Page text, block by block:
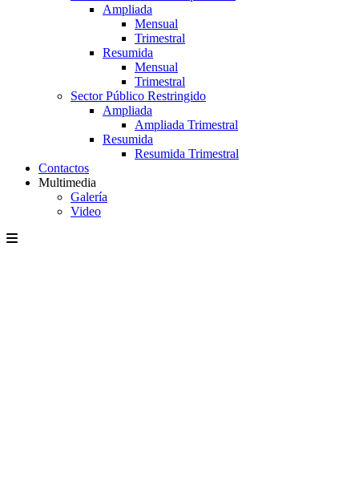
Ampliada
Mensual
Trimestral
Resumida
Mensual
Trimestral
Sector Público Restringido
Ampliada
Ampliada Trimestral
Resumida
Resumida Trimestral
Contactos
Multimedia
Galería
Video